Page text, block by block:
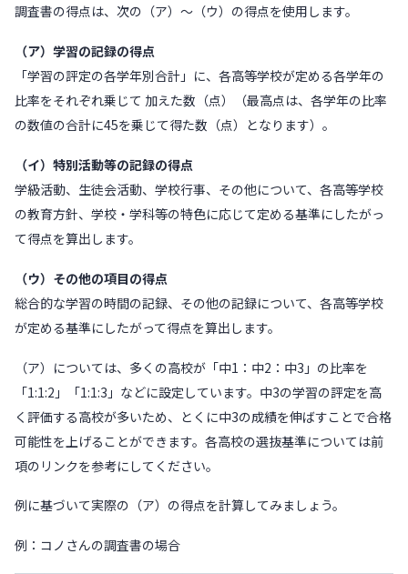
調査書の得点は、次の（ア）～（ウ）の得点を使用します。
（ア）学習の記録の得点
「学習の評定の各学年別合計」に、各高等学校が定める各学年の
比率をそれぞれ乗じて 加えた数（点）（最高点は、各学年の比率
の数値の合計に45を乗じて得た数（点）となります）。
（イ）特別活動等の記録の得点
学級活動、生徒会活動、学校行事、その他について、各高等学校
の教育方針、学校・学科等の特色に応じて定める基準にしたがっ
て得点を算出します。
（ウ）その他の項目の得点
総合的な学習の時間の記録、その他の記録について、各高等学校
が定める基準にしたがって得点を算出します。
（ア）については、多くの高校が「中1：中2：中3」の比率を
「1:1:2」「1:1:3」などに設定しています。中3の学習の評定を高
く評価する高校が多いため、とくに中3の成績を伸ばすことで合格
可能性を上げることができます。各高校の選抜基準については前
項のリンクを参考にしてください。
例に基づいて実際の（ア）の得点を計算してみましょう。
例：コノさんの調査書の場合